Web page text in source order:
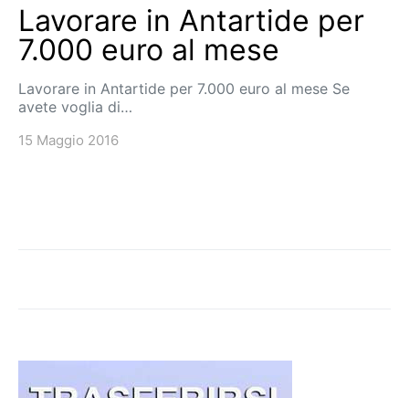
Lavorare in Antartide per
7.000 euro al mese
Lavorare in Antartide per 7.000 euro al mese Se
avete voglia di…
15 Maggio 2016